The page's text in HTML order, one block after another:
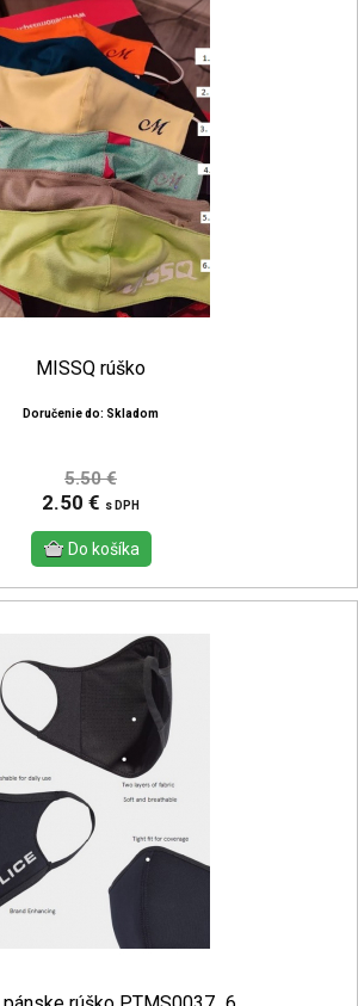
MISSQ rúško
Doručenie do: Skladom
5.50 €
2.50 € s DPH